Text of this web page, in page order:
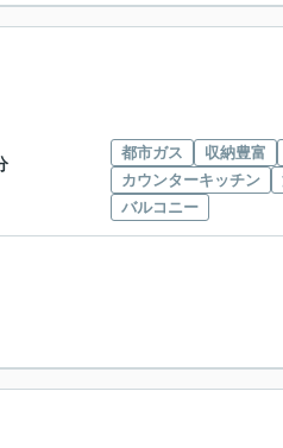
都市ガス 収納豊富
カウンターキッチン
バルコニー